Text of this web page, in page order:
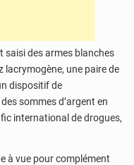
saisi des armes blanches
lacrymogène, une paire de
dispositif de
sommes d’argent en
international de drogues,
à vue pour complément